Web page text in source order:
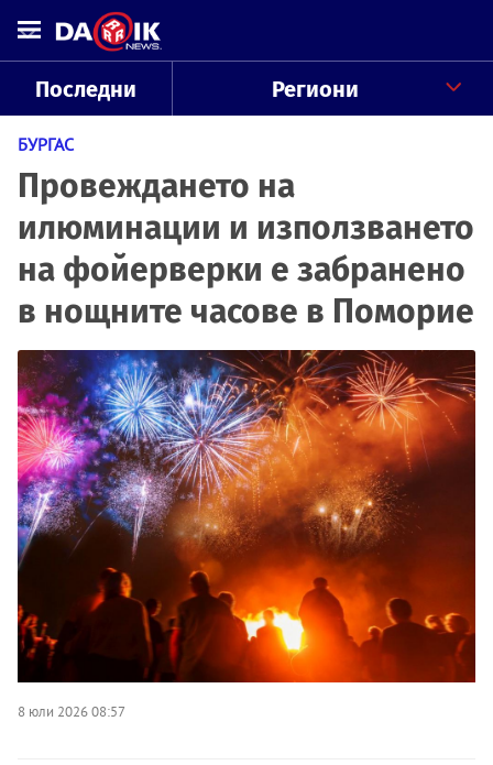
Последни Региони
БУРГАС
Провеждането на
илюминации и използването
на фойерверки е забранено
в нощните часове в Поморие
8 юли 2026 08:57